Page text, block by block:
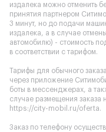
издалека можно отменить
принятия партнером
3 минут, но до подачи
издалека, а в случае
автомобилю) - стоимость
в соответствии с тарифом.
Тарифы для обычного
через приложение
боты в мессенджерах, а
случае размещения заказа
https://city-mobil.ru/oferta.
Заказ по телефону